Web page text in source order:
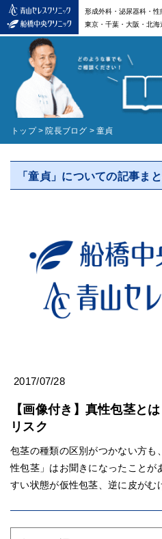
形成外科・泌尿器科・性
東京・千葉・大阪・北海
トップ > 院長ブログ > 童貞
「童貞」についての記事ま
2017/07/28
【画像付き】真性包茎と
リスク
包茎の種類の区別がつかない方も
性包茎」はお聞きになったことが
すい状態が仮性包茎、逆に皮がむ